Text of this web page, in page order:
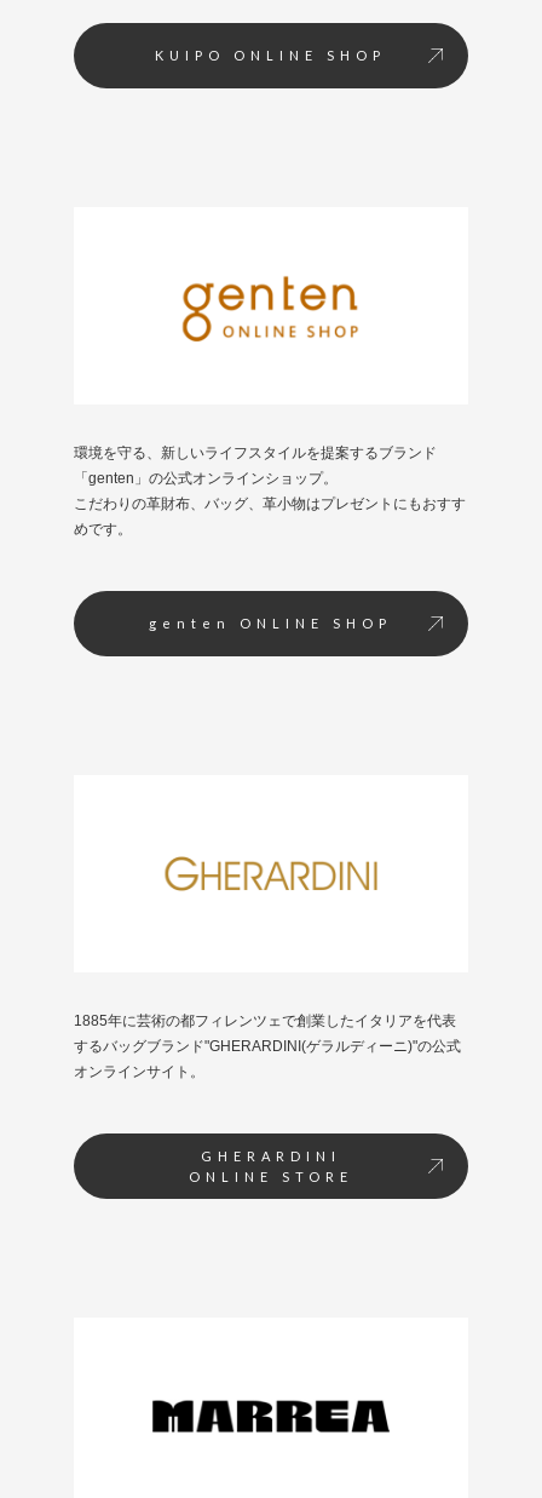
KUIPO ONLINE SHOP
環境を守る、新しいライフスタイルを提案するブランド
「genten」の公式オンラインショップ。
こだわりの革財布、バッグ、革小物はプレゼントにもおすす
めです。
genten ONLINE SHOP
1885年に芸術の都フィレンツェで創業したイタリアを代表
するバッグブランド"GHERARDINI(ゲラルディーニ)"の公式
オンラインサイト。
GHERARDINI
ONLINE STORE